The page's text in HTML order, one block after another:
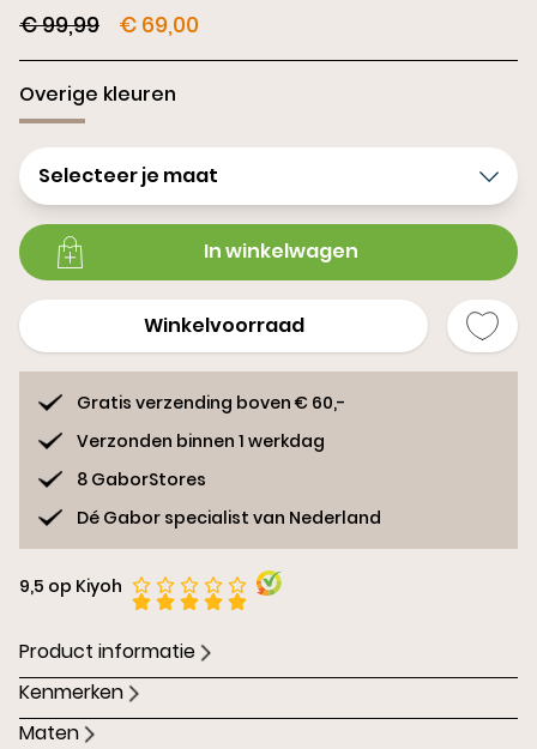
€ 99,99 € 69,00
Overige kleuren
Selecteer je maat
In winkelwagen
Winkelvoorraad
Gratis verzending boven € 60,-
Verzonden binnen 1 werkdag
8 GaborStores
Dé Gabor specialist van Nederland
9,5 op Kiyoh
Product informatie
Kenmerken
Maten